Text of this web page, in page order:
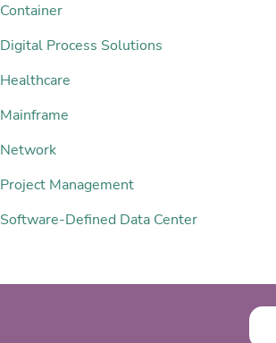
Container
Digital Process Solutions
Healthcare
Mainframe
Network
Project Management
Software-Defined Data Center